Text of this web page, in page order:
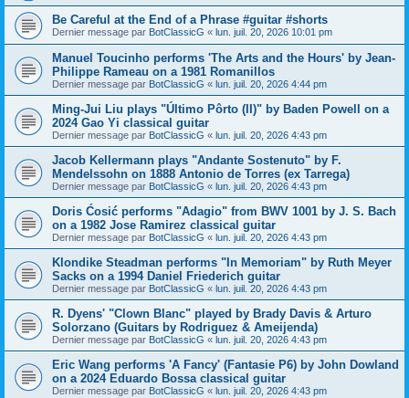
Be Careful at the End of a Phrase #guitar #shorts
Dernier message par BotClassicG « lun. juil. 20, 2026 10:01 pm
Manuel Toucinho performs 'The Arts and the Hours' by Jean-
Philippe Rameau on a 1981 Romanillos
Dernier message par BotClassicG « lun. juil. 20, 2026 4:44 pm
Ming-Jui Liu plays "Último Pôrto (II)" by Baden Powell on a
2024 Gao Yi classical guitar
Dernier message par BotClassicG « lun. juil. 20, 2026 4:43 pm
Jacob Kellermann plays "Andante Sostenuto" by F.
Mendelssohn on 1888 Antonio de Torres (ex Tarrega)
Dernier message par BotClassicG « lun. juil. 20, 2026 4:43 pm
Doris Ćosić performs "Adagio" from BWV 1001 by J. S. Bach
on a 1982 Jose Ramirez classical guitar
Dernier message par BotClassicG « lun. juil. 20, 2026 4:43 pm
Klondike Steadman performs "In Memoriam" by Ruth Meyer
Sacks on a 1994 Daniel Friederich guitar
Dernier message par BotClassicG « lun. juil. 20, 2026 4:43 pm
R. Dyens' "Clown Blanc" played by Brady Davis & Arturo
Solorzano (Guitars by Rodriguez & Ameijenda)
Dernier message par BotClassicG « lun. juil. 20, 2026 4:43 pm
Eric Wang performs 'A Fancy' (Fantasie P6) by John Dowland
on a 2024 Eduardo Bossa classical guitar
Dernier message par BotClassicG « lun. juil. 20, 2026 4:43 pm